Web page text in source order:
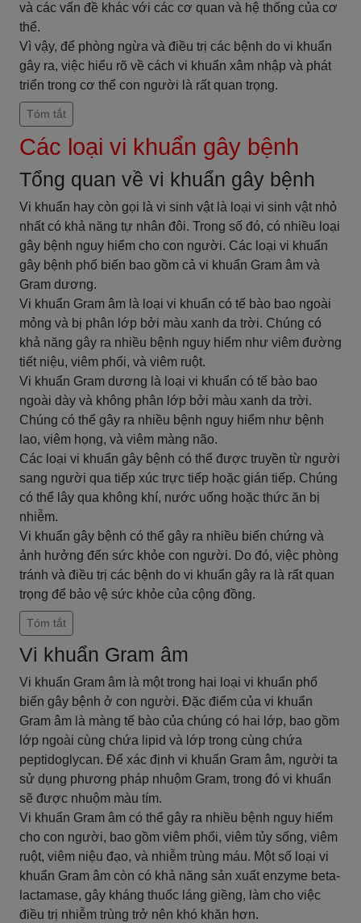
và các vấn đề khác với các cơ quan và hệ thống của cơ
thể.
Vì vậy, để phòng ngừa và điều trị các bệnh do vi khuẩn
gây ra, việc hiểu rõ về cách vi khuẩn xâm nhập và phát
triển trong cơ thể con người là rất quan trọng.
Tóm tắt
Các loại vi khuẩn gây bệnh
Tổng quan về vi khuẩn gây bệnh
Vi khuẩn hay còn gọi là vi sinh vật là loại vi sinh vật nhỏ
nhất có khả năng tự nhân đôi. Trong số đó, có nhiều loại
gây bệnh nguy hiểm cho con người. Các loại vi khuẩn
gây bệnh phổ biến bao gồm cả vi khuẩn Gram âm và
Gram dương.
Vi khuẩn Gram âm là loại vi khuẩn có tế bào bao ngoài
mỏng và bị phân lớp bởi màu xanh da trời. Chúng có
khả năng gây ra nhiều bệnh nguy hiểm như viêm đường
tiết niệu, viêm phổi, và viêm ruột.
Vi khuẩn Gram dương là loại vi khuẩn có tế bào bao
ngoài dày và không phân lớp bởi màu xanh da trời.
Chúng có thể gây ra nhiều bệnh nguy hiểm như bệnh
lao, viêm họng, và viêm màng não.
Các loại vi khuẩn gây bệnh có thể được truyền từ người
sang người qua tiếp xúc trực tiếp hoặc gián tiếp. Chúng
có thể lây qua không khí, nước uống hoặc thức ăn bị
nhiễm.
Vi khuẩn gây bệnh có thể gây ra nhiều biến chứng và
ảnh hưởng đến sức khỏe con người. Do đó, việc phòng
tránh và điều trị các bệnh do vi khuẩn gây ra là rất quan
trọng để bảo vệ sức khỏe của cộng đồng.
Tóm tắt
Vi khuẩn Gram âm
Vi khuẩn Gram âm là một trong hai loại vi khuẩn phổ
biến gây bệnh ở con người. Đặc điểm của vi khuẩn
Gram âm là màng tế bào của chúng có hai lớp, bao gồm
lớp ngoài cùng chứa lipid và lớp trong cùng chứa
peptidoglycan. Để xác định vi khuẩn Gram âm, người ta
sử dụng phương pháp nhuộm Gram, trong đó vi khuẩn
sẽ được nhuộm màu tím.
Vi khuẩn Gram âm có thể gây ra nhiều bệnh nguy hiểm
cho con người, bao gồm viêm phổi, viêm tủy sống, viêm
ruột, viêm niệu đạo, và nhiễm trùng máu. Một số loại vi
khuẩn Gram âm còn có khả năng sản xuất enzyme beta-
lactamase, gây kháng thuốc láng giềng, làm cho việc
điều trị nhiễm trùng trở nên khó khăn hơn.